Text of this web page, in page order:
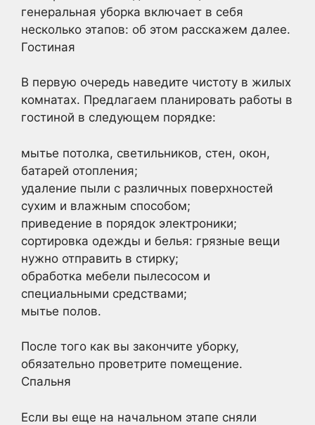
генеральная уборка включает в себя
несколько этапов: об этом расскажем далее.
Гостиная
В первую очередь наведите чистоту в жилых
комнатах. Предлагаем планировать работы в
гостиной в следующем порядке:
мытье потолка, светильников, стен, окон,
батарей отопления;
удаление пыли с различных поверхностей
сухим и влажным способом;
приведение в порядок электроники;
сортировка одежды и белья: грязные вещи
нужно отправить в стирку;
обработка мебели пылесосом и
специальными средствами;
мытье полов.
После того как вы закончите уборку,
обязательно проветрите помещение.
Спальня
Если вы еще на начальном этапе сняли